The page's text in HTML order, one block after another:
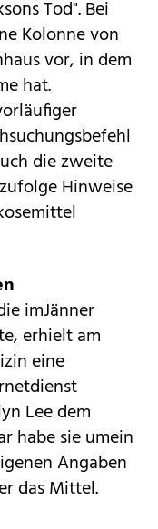
Tod". Bei
Kolonne von
vor, in dem
hat.
die zweite
Hinweise
imJänner
erhielt am
eine
Lee dem
habe sie umein
Angaben
das Mittel.